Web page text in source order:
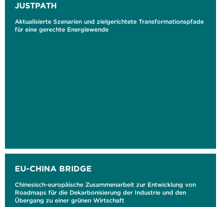
JUSTPATH
Aktualisierte Szenarien und zielgerichtete Transformationspfade
für eine gerechte Energiewende
EU-CHINA BRIDGE
Chinesisch-europäische Zusammenarbeit zur Entwicklung von
Roadmaps für die Dekarbonisierung der Industrie und den
Übergang zu einer grünen Wirtschaft